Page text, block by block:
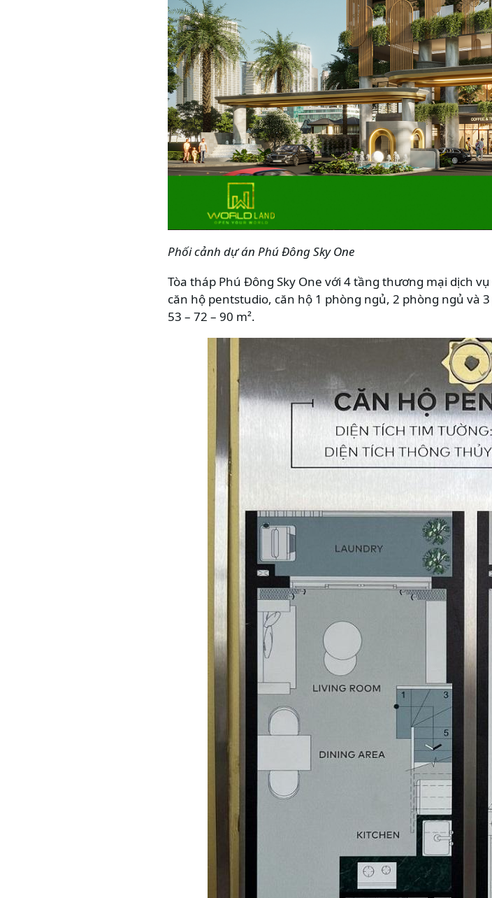
Phối cảnh dự án Phú Đông Sky One
Tòa tháp Phú Đông Sky One với 4 tầng thương mại dịch
căn hộ pentstudio, căn hộ 1 phòng ngủ, 2 phòng ngủ và
53 – 72 – 90 m².